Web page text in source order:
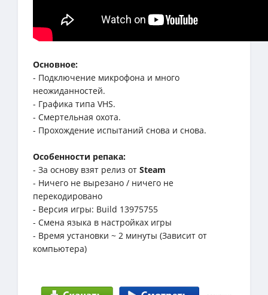
Основное:
- Подключение микрофона и много
неожиданностей.
- Графика типа VHS.
- Смертельная охота.
- Прохождение испытаний снова и снова.
Особенности репака:
- За основу взят релиз от Steam
- Ничего не вырезано / ничего не
перекодировано
- Версия игры: Build 13975755
- Смена языка в настройках игры
- Время установки ~ 2 минуты (Зависит от
компьютера)